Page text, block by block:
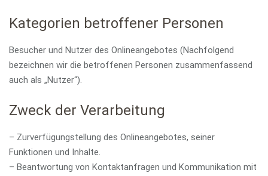
Kategorien betroffener Personen
Besucher und Nutzer des Onlineangebotes (Nachfolgend
bezeichnen wir die betroffenen Personen zusammenfassend
auch als „Nutzer“).
Zweck der Verarbeitung
– Zurverfügungstellung des Onlineangebotes, seiner
Funktionen und Inhalte.
– Beantwortung von Kontaktanfragen und Kommunikation mit